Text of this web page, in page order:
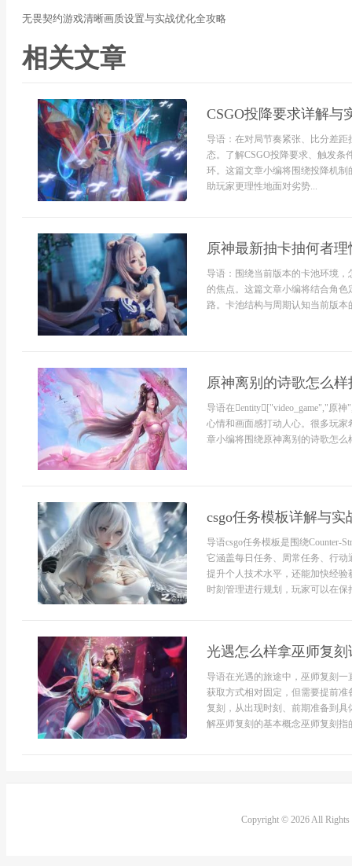
无畏契约游戏清晰画质设置与实战优化全攻略
相关文章
CSGO投降要求详解与
导语：在对局节奏紧张、比分差
态。了解CSGO投降要求、触发条
环。这篇文章小编将围绕投降机
助玩家更理性地面对劣势...
原神最新抽卡抽何者
导语：围绕当前版本的卡池环境
的焦点。这篇文章小编将结合角
路。卡池结构与周期认知当前版
原神离别的诗歌怎么
导语在entity["video_game","原
心情和画面感打动人心。很多玩
章小编将围绕原神离别的诗歌怎
csgo任务模板详解与实
导语csgo任务模板是围绕Counter-
它涵盖每日任务、周常任务、行
提升个人技术水平，还能加快经
时刻管理进行规划，玩家可以在
光遇怎么样拿巫师复刻
导语在光遇的旅途中，巫师复刻
获取方式相对固定，但需要提前
复刻，从出现时刻、前期准备到
解巫师复刻的基本概念巫师复刻
Copyright © 2026 All